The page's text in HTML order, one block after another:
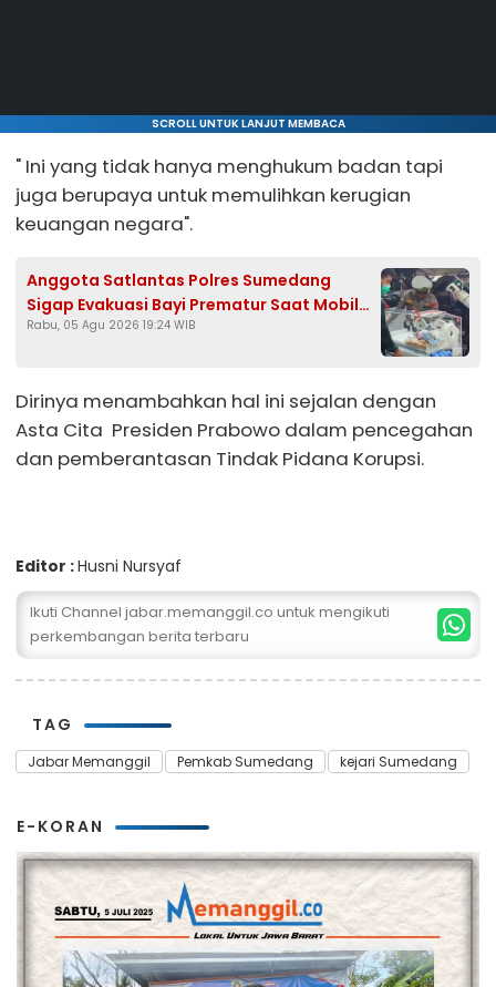
SCROLL UNTUK LANJUT MEMBACA
" Ini yang tidak hanya menghukum badan tapi
juga berupaya untuk memulihkan kerugian
keuangan negara".
Anggota Satlantas Polres Sumedang
Sigap Evakuasi Bayi Prematur Saat Mobil
Ambulans Pecah Ban
Rabu, 05 Agu 2026 19:24 WIB
Dirinya menambahkan hal ini sejalan dengan
Asta Cita Presiden Prabowo dalam pencegahan
dan pemberantasan Tindak Pidana Korupsi.
Editor :Husni Nursyaf
Ikuti Channel jabar.memanggil.co untuk mengikuti
perkembangan berita terbaru
TAG
Jabar Memanggil Pemkab Sumedang kejari Sumedang
E-KORAN